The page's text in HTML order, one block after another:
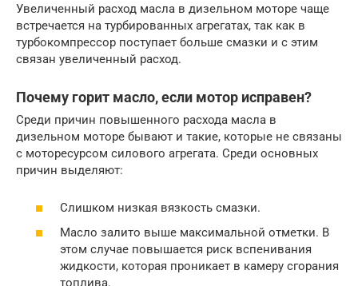
Увеличенный расход масла в дизельном моторе чаще
встречается на турбированных агрегатах, так как в
турбокомпрессор поступает больше смазки и с этим
связан увеличенный расход.
Почему горит масло, если мотор исправен?
Среди причин повышенного расхода масла в
дизельном моторе бывают и такие, которые не связаны
с моторесурсом силового агрегата. Среди основных
причин выделяют:
Слишком низкая вязкость смазки.
Масло залито выше максимальной отметки. В
этом случае повышается риск вспенивания
жидкости, которая проникает в камеру сгорания
топлива.